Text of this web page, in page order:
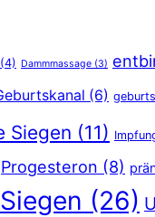
(4) Dammmassage (3)
(6)
Siegen (11)
Progesteron (8)
Siegen (26)